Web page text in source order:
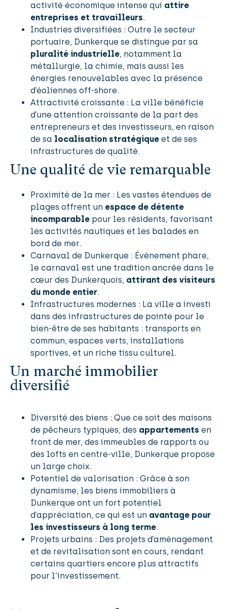
activité économique intense qui attire
entreprises et travailleurs.
Industries diversifiées : Outre le secteur
portuaire, Dunkerque se distingue par sa
pluralité industrielle, notamment la
métallurgie, la chimie, mais aussi les
énergies renouvelables avec la présence
d’éoliennes off-shore.
Attractivité croissante : La ville bénéficie
d’une attention croissante de la part des
entrepreneurs et des investisseurs, en raison
de sa localisation stratégique et de ses
infrastructures de qualité.
Une qualité de vie remarquable
Proximité de la mer : Les vastes étendues de
plages offrent un espace de détente
incomparable pour les résidents, favorisant
les activités nautiques et les balades en
bord de mer.
Carnaval de Dunkerque : Événement phare,
le carnaval est une tradition ancrée dans le
cœur des Dunkerquois, attirant des visiteurs
du monde entier.
Infrastructures modernes : La ville a investi
dans des infrastructures de pointe pour le
bien-être de ses habitants : transports en
commun, espaces verts, installations
sportives, et un riche tissu culturel.
Un marché immobilier
diversifié
Diversité des biens : Que ce soit des maisons
de pêcheurs typiques, des appartements en
front de mer, des immeubles de rapports ou
des lofts en centre-ville, Dunkerque propose
un large choix.
Potentiel de valorisation : Grâce à son
dynamisme, les biens immobiliers à
Dunkerque ont un fort potentiel
d’appréciation, ce qui est un avantage pour
les investisseurs à long terme.
Projets urbains : Des projets d’aménagement
et de revitalisation sont en cours, rendant
certains quartiers encore plus attractifs
pour l’investissement.